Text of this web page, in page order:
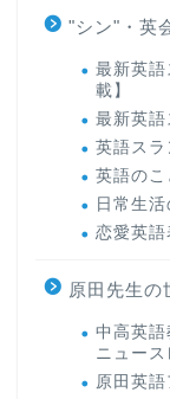
"シン"・英
最新英
載】
最新英
英語ス
英語のこ
日常生活
恋愛英
原田先生の
中高英
ニュース
原田英